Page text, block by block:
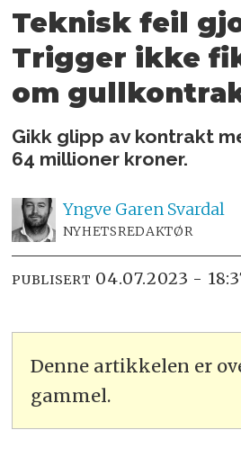
Teknisk feil
Trigger ikke
om
Gikk glipp av kontrakt
64 millioner kroner.
Yngve Garen Svardal
NYHETSREDAKTØR
PUBLISERT 04.07.2023 -
Denne artikkelen er
gammel.